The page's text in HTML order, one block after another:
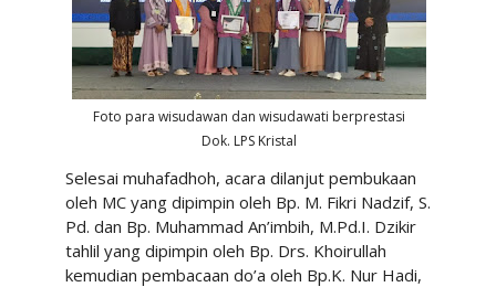
Foto para wisudawan dan wisudawati berprestasi
Dok. LPS Kristal
Selesai muhafadhoh, acara dilanjut pembukaan
oleh MC yang dipimpin oleh Bp. M. Fikri Nadzif, S.
Pd. dan Bp. Muhammad An’imbih, M.Pd.I. Dzikir
tahlil yang dipimpin oleh Bp. Drs. Khoirullah
kemudian pembacaan do’a oleh Bp.K. Nur Hadi,